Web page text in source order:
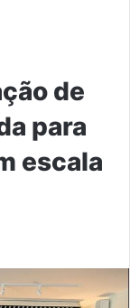
de
para
escala